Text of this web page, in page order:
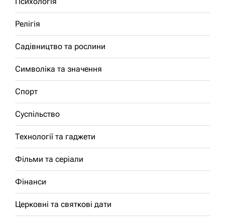
Релігія
Садівництво та рослини
Символіка та значення
Спорт
Суспільство
Технології та гаджети
Фільми та серіали
Фінанси
Церковні та святкові дати